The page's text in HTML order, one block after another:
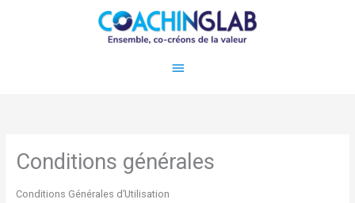
Menu
Conditions générales
Conditions Générales d’Utilisation